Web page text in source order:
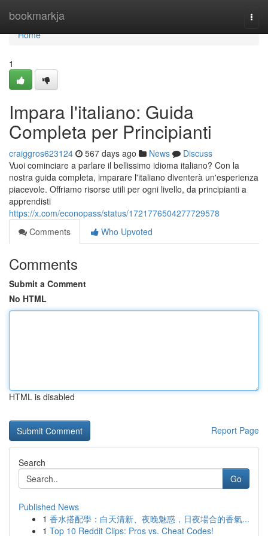
bookmarkja
Home
Home
1
Impara l'italiano: Guida
Completa per Principianti
craiggros623124 567 days ago News
Discuss
Vuoi cominciare a parlare il bellissimo idioma italiano? Con la
nostra guida completa, imparare l'italiano diventerà un'esperienza
piacevole. Offriamo risorse utili per ogni livello, da principianti a
apprendisti
https://x.com/econopass/status/1721776504277729578
Comments
Who Upvoted
Comments
Submit a Comment
No HTML
HTML is disabled
Report Page
Search
Go
Published News
1 香水搭配學：白天清新、夜晚魅惑，日夜場合的香氣...
1 Top 10 Reddit Clips: Pros vs. Cheat Codes!